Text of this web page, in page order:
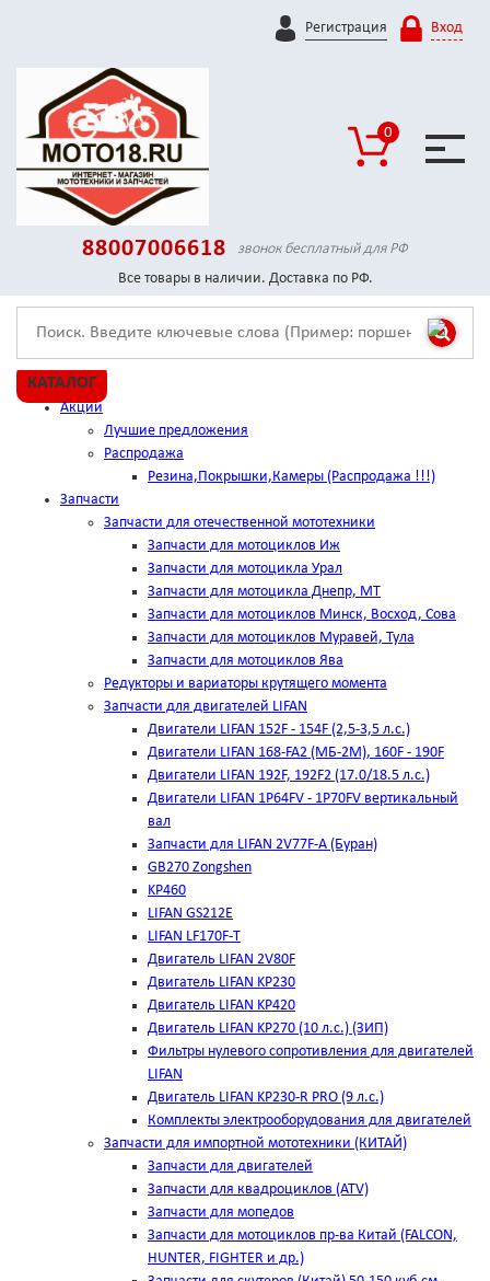
Регистрация Вход
0
88007006618
звонок бесплатный для РФ
Все товары в наличии. Доставка по РФ.
КАТАЛОГ
Акции
Лучшие предложения
Распродажа
Резина,Покрышки,Камеры (Распродажа !!!)
Запчасти
Запчасти для отечественной мототехники
Запчасти для мотоциклов Иж
Запчасти для мотоцикла Урал
Запчасти для мотоцикла Днепр, МТ
Запчасти для мотоциклов Минск, Восход, Сова
Запчасти для мотоциклов Муравей, Тула
Запчасти для мотоциклов Ява
Редукторы и вариаторы крутящего момента
Запчасти для двигателей LIFAN
Двигатели LIFAN 152F - 154F (2,5-3,5 л.с.)
Двигатели LIFAN 168-FA2 (МБ-2М), 160F - 190F
Двигатели LIFAN 192F, 192F2 (17.0/18.5 л.с.)
Двигатели LIFAN 1Р64FV - 1Р70FV вертикальный
вал
Запчасти для LIFAN 2V77F-A (Буран)
GB270 Zongshen
KP460
LIFAN GS212E
LIFAN LF170F-T
Двигатель LIFAN 2V80F
Двигатель LIFAN KP230
Двигатель LIFAN KP420
Двигатель LIFAN KP270 (10 л.с.) (ЗИП)
Фильтры нулевого сопротивления для двигателей
LIFAN
Двигатель LIFAN KP230-R PRO (9 л.с.)
Комплекты электрооборудования для двигателей
Запчасти для импортной мототехники (КИТАЙ)
Запчасти для двигателей
Запчасти для квадроциклов (ATV)
Запчасти для мопедов
Запчасти для мотоциклов пр-ва Китай (FALCON,
HUNTER, FIGHTER и др.)